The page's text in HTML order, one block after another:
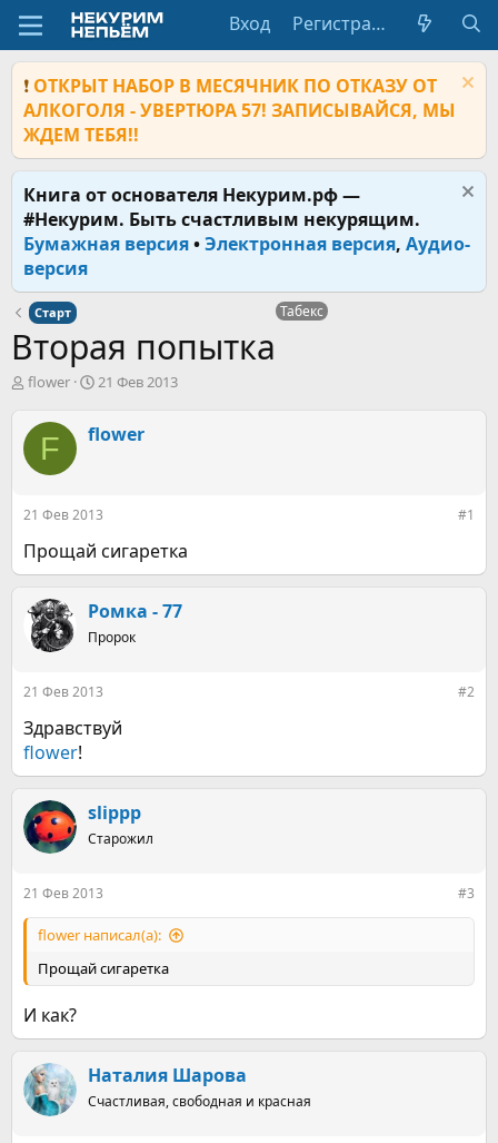
Вход Регистрация
❗ ОТКРЫТ НАБОР В МЕСЯЧНИК ПО ОТКАЗУ ОТ
АЛКОГОЛЯ - УВЕРТЮРА 57! ЗАПИСЫВАЙСЯ, МЫ
ЖДЕМ ТЕБЯ!!
Книга от основателя Некурим.рф —
#Некурим. Быть счастливым некурящим.
Бумажная версия•Электронная версия, Аудио-
версия
Старт Табекс
Вторая попытка
А
о
р
м
ы
flower
Д
а
а
а
21 Фев 2013
F flower
21 Фев 2013 #1
Прощай сигаретка
Ромка - 77
Пророк
21 Фев 2013 #2
Здравствуй
flower!
slippp
Старожил
21 Фев 2013 #3
flower написал(а):
Прощай сигаретка
И как?
Наталия Шарова
Счастливая, свободная и красная